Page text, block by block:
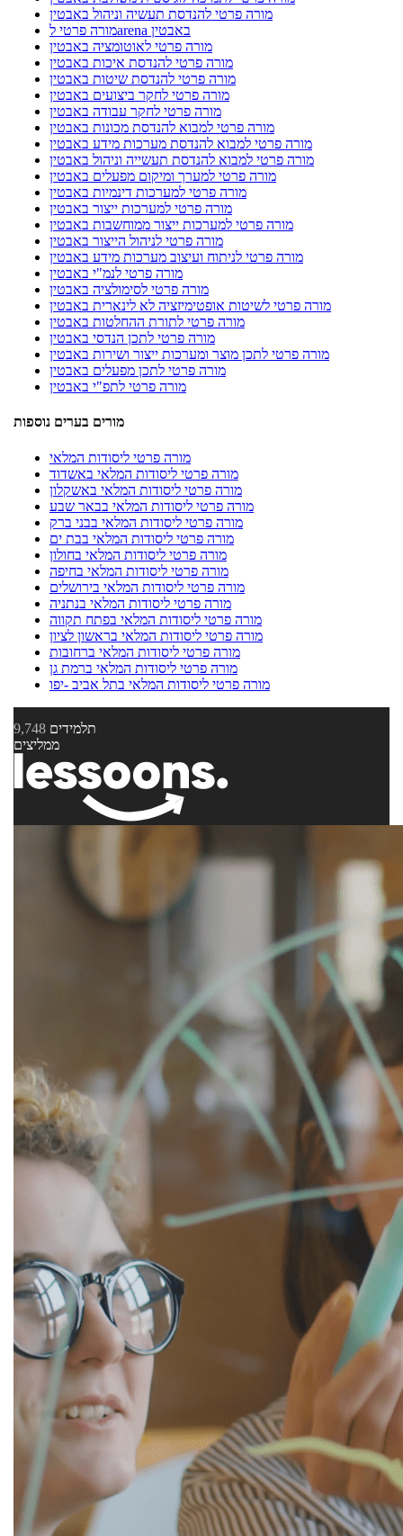
מורה פרטי להנדסת תעשיה וניהול באבטין
מורה פרטי לarena באבטין
מורה פרטי לאוטומציה באבטין
מורה פרטי להנדסת איכות באבטין
מורה פרטי להנדסת שיטות באבטין
מורה פרטי לחקר ביצועים באבטין
מורה פרטי לחקר עבודה באבטין
מורה פרטי למבוא להנדסת מכונות באבטין
מורה פרטי למבוא להנדסת מערכות מידע באבטין
מורה פרטי למבוא להנדסת תעשייה וניהול באבטין
מורה פרטי למערך ומיקום מפעלים באבטין
מורה פרטי למערכות דינמיות באבטין
מורה פרטי למערכות ייצור באבטין
מורה פרטי למערכות ייצור ממוחשבות באבטין
מורה פרטי לניהול הייצור באבטין
מורה פרטי לניתוח ועיצוב מערכות מידע באבטין
מורה פרטי לנמ"י באבטין
מורה פרטי לסימולציה באבטין
מורה פרטי לשיטות אופטימיזציה לא לינארית באבטין
מורה פרטי לתורת ההחלטות באבטין
מורה פרטי לתכן הנדסי באבטין
מורה פרטי לתכן מוצר ומערכות ייצור ושירות באבטין
מורה פרטי לתכן מפעלים באבטין
מורה פרטי לתפ"י באבטין
מורים בערים נוספות
מורה פרטי ליסודות המלאי
מורה פרטי ליסודות המלאי באשדוד
מורה פרטי ליסודות המלאי באשקלון
מורה פרטי ליסודות המלאי בבאר שבע
מורה פרטי ליסודות המלאי בבני ברק
מורה פרטי ליסודות המלאי בבת ים
מורה פרטי ליסודות המלאי בחולון
מורה פרטי ליסודות המלאי בחיפה
מורה פרטי ליסודות המלאי בירושלים
מורה פרטי ליסודות המלאי בנתניה
מורה פרטי ליסודות המלאי בפתח תקווה
מורה פרטי ליסודות המלאי בראשון לציון
מורה פרטי ליסודות המלאי ברחובות
מורה פרטי ליסודות המלאי ברמת גן
מורה פרטי ליסודות המלאי בתל אביב -יפו
9,748 תלמידים
ממליצים